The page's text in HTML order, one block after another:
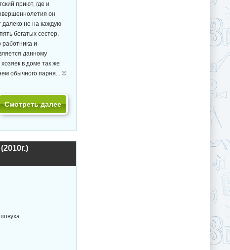
приют, где и
он
не на каждую
богатых сестер.
работника и
данному
в доме так же
обычного парня... ©
Смотреть далее